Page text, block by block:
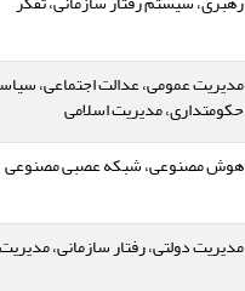
مدیریت عمومی، عدالت اجتماعی،
حکومتداری، مدیریت اسلامی
هوش مصنوعی، شبکه عصبی مصنوعی
مدیریت دولتی، رفتار سازمانی،